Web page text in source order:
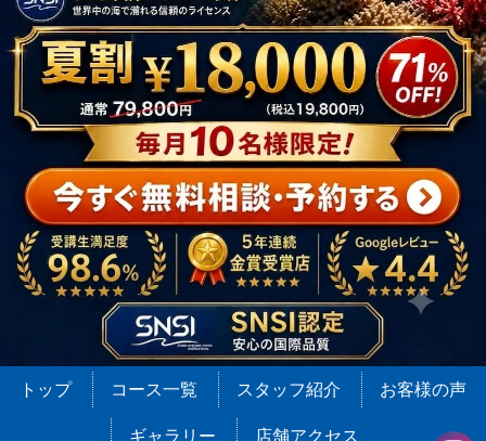
トップ コース一覧 スタッフ紹介 お客様の声
ギャラリー 店舗アクセス